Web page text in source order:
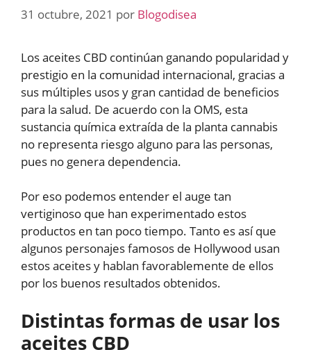
31 octubre, 2021 por Blogodisea
Los aceites CBD continúan ganando popularidad y
prestigio en la comunidad internacional, gracias a
sus múltiples usos y gran cantidad de beneficios
para la salud. De acuerdo con la OMS, esta
sustancia química extraída de la planta cannabis
no representa riesgo alguno para las personas,
pues no genera dependencia.
Por eso podemos entender el auge tan
vertiginoso que han experimentado estos
productos en tan poco tiempo. Tanto es así que
algunos personajes famosos de Hollywood usan
estos aceites y hablan favorablemente de ellos
por los buenos resultados obtenidos.
Distintas formas de usar los
aceites CBD